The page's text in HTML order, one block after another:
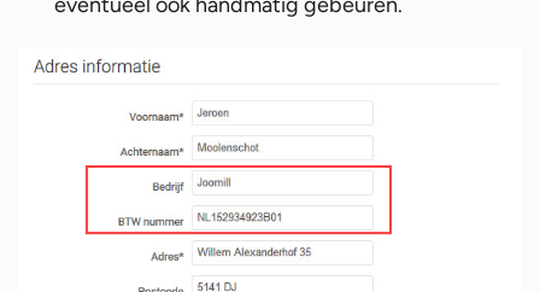
eventueel ook handmatig gebeuren.